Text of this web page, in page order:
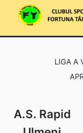
LIGA A
A.S. Rapid